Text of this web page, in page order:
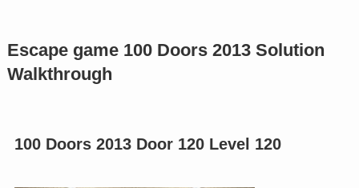
Escape game 100 Doors 2013 Solution
Walkthrough
100 Doors 2013 Door 120 Level 120